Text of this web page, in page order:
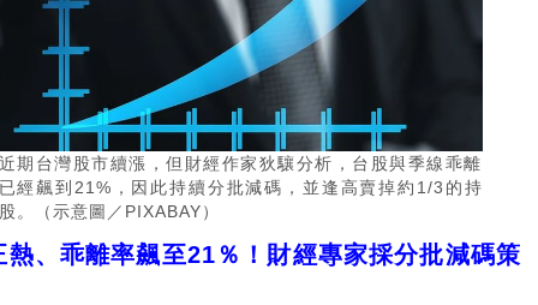
期台灣股市續漲，但財經作家狄驤分析，台股與季線乖離
經飆到21%，因此持續分批減碼，並逢高賣掉約1/3的持
。（示意圖／PIXABAY）
熱、乖離率飆至21％！財經專家採分批減碼策